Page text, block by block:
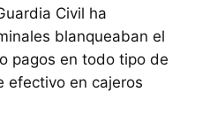
Civil ha
blanqueaban el
pagos en todo tipo de
efectivo en cajeros